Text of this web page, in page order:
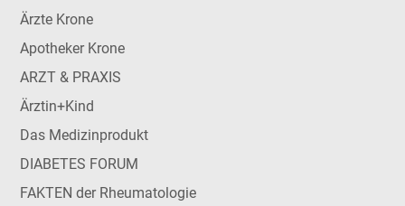
Ärzte Krone
Apotheker Krone
ARZT & PRAXIS
Ärztin+Kind
Das Medizinprodukt
DIABETES FORUM
FAKTEN der Rheumatologie